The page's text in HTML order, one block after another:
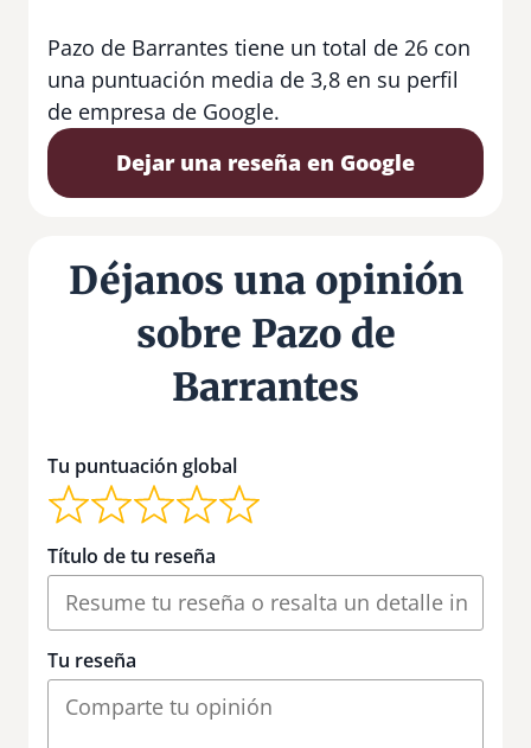
Pazo de Barrantes tiene un total de 26 con
una puntuación media de 3,8 en su perfil
de empresa de Google.
Dejar una reseña en Google
Déjanos una opinión
sobre Pazo de
Barrantes
Tu puntuación global
Título de tu reseña
Tu reseña